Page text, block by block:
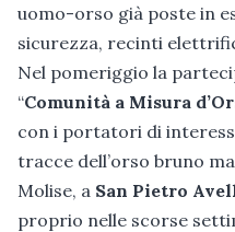
uomo-orso già poste in
sicurezza, recinti
Nel pomeriggio la
“Comunità a Misura
con i portatori di
tracce dell’orso bruno
Molise, a San Pietro
proprio nelle scorse